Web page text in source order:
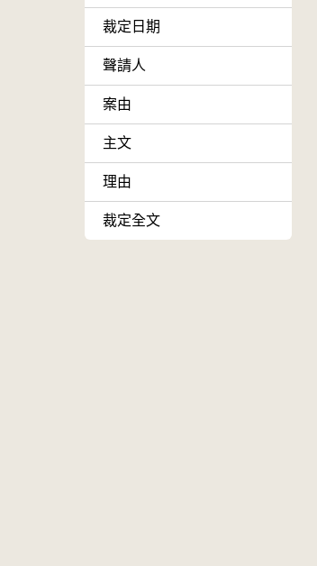
裁定日期
聲請人
案由
主文
理由
裁定全文